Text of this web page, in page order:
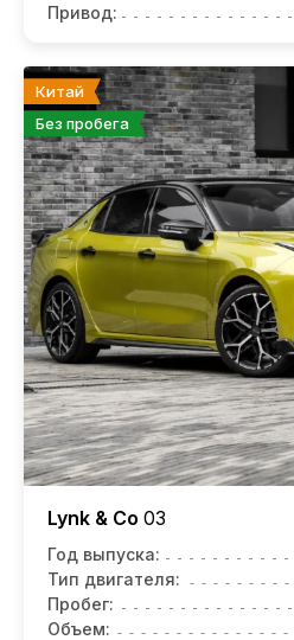
Привод:
Китай
Без пробега
Lynk & Co 03
Год выпуска:
Тип двигателя:
Пробег:
Объем: